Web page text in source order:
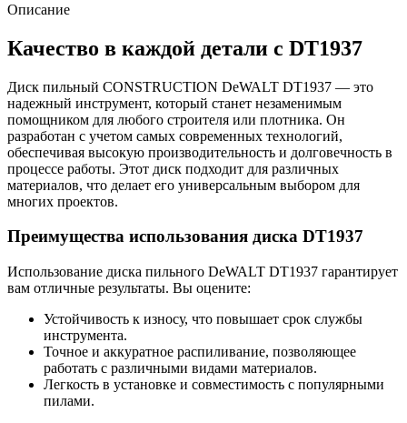
Описание
Качество в каждой детали с DT1937
Диск пильный СONSTRUCTION DeWALT DT1937 — это
надежный инструмент, который станет незаменимым
помощником для любого строителя или плотника. Он
разработан с учетом самых современных технологий,
обеспечивая высокую производительность и долговечность в
процессе работы. Этот диск подходит для различных
материалов, что делает его универсальным выбором для
многих проектов.
Преимущества использования диска DT1937
Использование диска пильного DeWALT DT1937 гарантирует
вам отличные результаты. Вы оцените:
Устойчивость к износу, что повышает срок службы
инструмента.
Точное и аккуратное распиливание, позволяющее
работать с различными видами материалов.
Легкость в установке и совместимость с популярными
пилами.